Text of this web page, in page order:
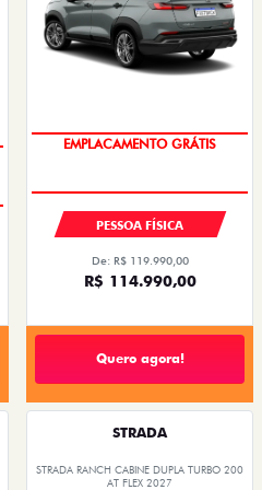
OPORTUNIDADE
PESSOA FÍSICA
De: R$ 119.990,00
R$ 114.990,00
Quero agora!
STRADA
STRADA RANCH CABINE DUPLA TURBO 200
AT FLEX 2027